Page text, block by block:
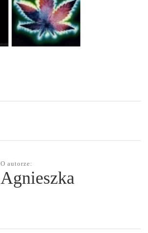
O autorze:
Agnieszka